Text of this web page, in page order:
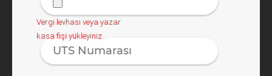
Vergi levhası veya yazar
kasa fişi yükleyiniz.